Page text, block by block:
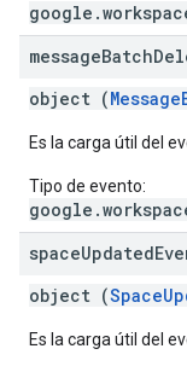
messageBatch
object (
Es la carga útil del
Tipo de evento:
spaceUpdated
object (
Es la carga útil del